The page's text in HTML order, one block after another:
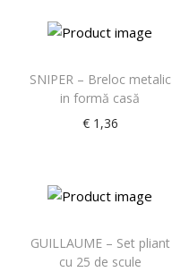
SNIPER – Breloc metalic
in formă casă
€1,36
GUILLAUME – Set pliant
cu 25 de scule